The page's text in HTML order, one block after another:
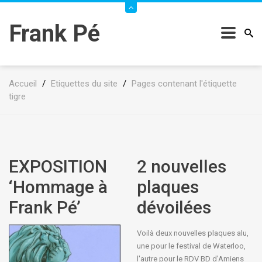
Frank Pé
Accueil / Etiquettes du site / Pages contenant l'étiquette
tigre
EXPOSITION
‘Hommage à
Frank Pé’
2 nouvelles
plaques
dévoilées
Voilà deux nouvelles plaques alu,
une pour le festival de Waterloo,
l'autre pour le RDV BD d'Amiens